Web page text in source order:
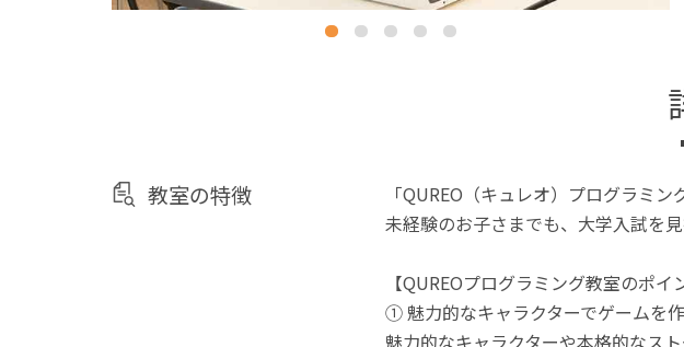
教室の特徴
「QUREO（キュレオ）プログラミ
未経験のお子さまでも、大学入試を
【QUREOプログラミング教室のポイ
① 魅力的なキャラクターでゲームを
魅力的なキャラクターや本格的なス